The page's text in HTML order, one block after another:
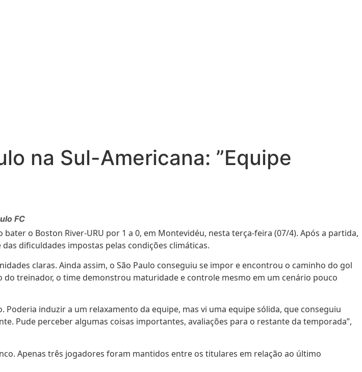
na Sul-Americana: ”Equipe
FC
o Boston River-URU por 1 a 0, em Montevidéu, nesta terça-feira (07/4). Após a partida,
dificuldades impostas pelas condições climáticas.
claras. Ainda assim, o São Paulo conseguiu se impor e encontrou o caminho do gol
treinador, o time demonstrou maturidade e controle mesmo em um cenário pouco
induzir a um relaxamento da equipe, mas vi uma equipe sólida, que conseguiu
Pude perceber algumas coisas importantes, avaliações para o restante da temporada”,
Apenas três jogadores foram mantidos entre os titulares em relação ao último